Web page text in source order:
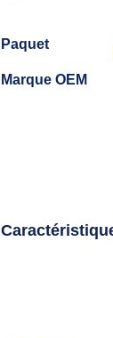
Paquet
Marque OEM